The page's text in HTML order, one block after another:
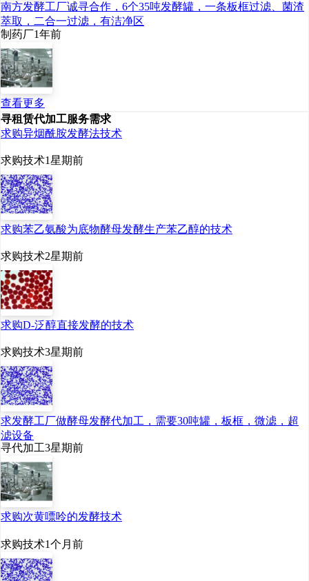
南方发酵工厂诚寻合作，6个35吨发酵罐，一条板框过滤、菌渣
萃取，二合一过滤，有洁净区
制药厂1年前
查看更多
寻租赁代加工服务需求
求购异烟酰胺发酵法技术
求购技术1星期前
求购苯乙氨酸为底物酵母发酵生产苯乙醇的技术
求购技术2星期前
求购D-泛醇直接发酵的技术
求购技术3星期前
求发酵工厂做酵母发酵代加工，需要30吨罐，板框，微滤，超
滤设备
寻代加工3星期前
求购次黄嘌呤的发酵技术
求购技术1个月前